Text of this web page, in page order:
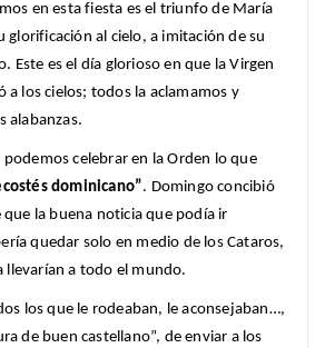
en esta fiesta es el triunfo de María
glorificación al cielo, a imitación de su
Este es el día glorioso en que la Virgen
a los cielos; todos la aclamamos y
alabanzas.
celebrar en la Orden lo que
dominicano”. Domingo concibió
la buena noticia que podía ir
quedar solo en medio de los Cataros,
llevarían a todo el mundo.
los que le rodeaban, le aconsejaban…,
de buen castellano”, de enviar a los